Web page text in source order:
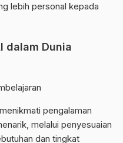
lebih personal kepada
dalam Dunia
pengalaman
melalui penyesuaian
dan tingkat